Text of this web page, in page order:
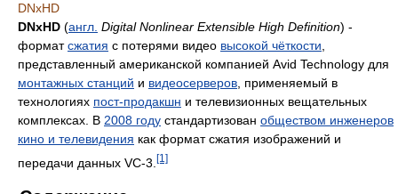
DNxHD
DNxHD (англ. Digital Nonlinear Extensible High Definition) -
форматcжатия с потерями видео высокой чёткости
представленный американской компанией Avid Technology для
монтажных станций и видеосерверов , применяемый в
технологиях пост-продакшн и телевизионных вещательных
комплексах. В 2008 году стандартизован обществом инженеров
кино и телевидения как формат сжатия изображений и
передачи данных VC-3. [1]